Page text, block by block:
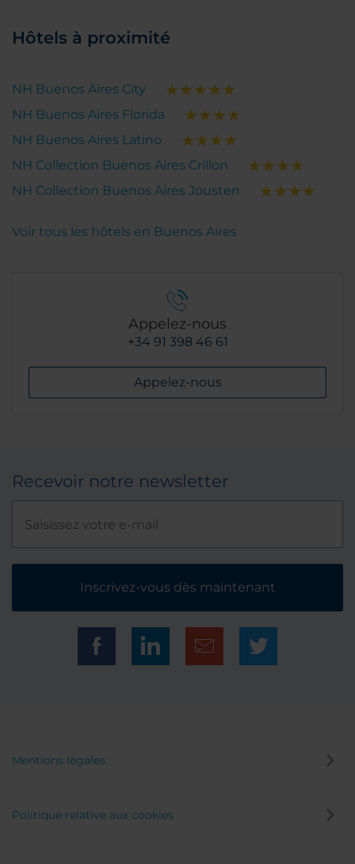
Hôtels à proximité
NH Buenos Aires City
NH Buenos Aires Florida
NH Buenos Aires Latino
NH Collection Buenos Aires Crillon
NH Collection Buenos Aires Jousten
Voir tous les hôtels en Buenos Aires
Appelez-nous
+34 91 398 46 61
Appelez-nous
Recevoir notre newsletter
Inscrivez-vous dès maintenant
Mentions légales
Politique relative aux cookies